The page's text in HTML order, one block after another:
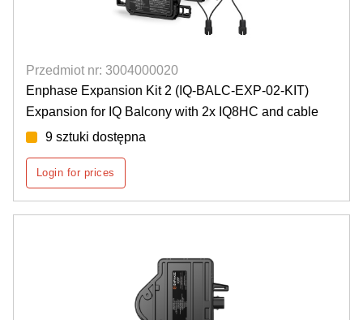
Przedmiot nr: 3004000020
Enphase Expansion Kit 2 (IQ-BALC-EXP-02-KIT)
Expansion for IQ Balcony with 2x IQ8HC and cable
9 sztuki dostępna
Login for prices